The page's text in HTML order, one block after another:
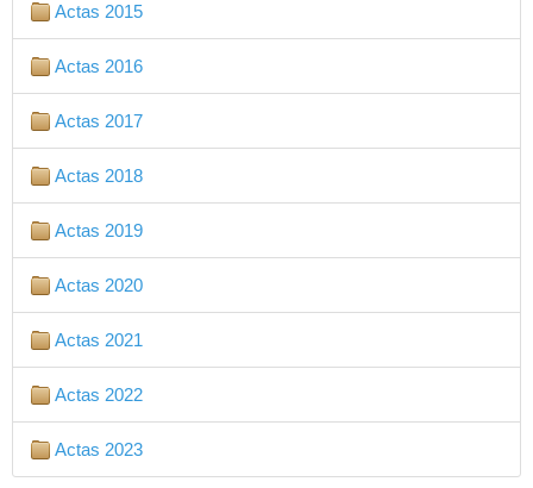
Actas 2015
Actas 2016
Actas 2017
Actas 2018
Actas 2019
Actas 2020
Actas 2021
Actas 2022
Actas 2023